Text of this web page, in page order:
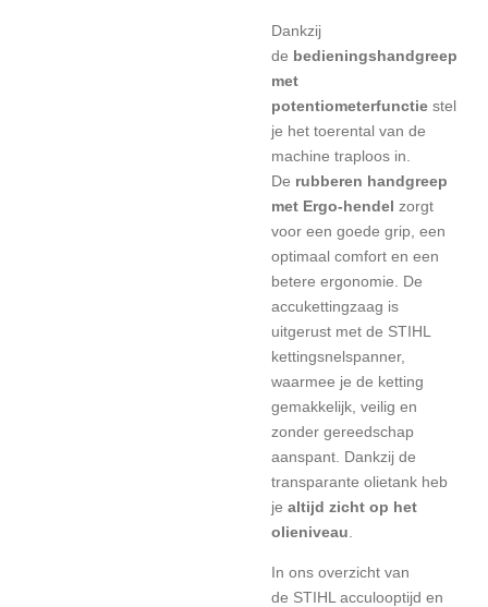
Dankzij
de bedieningshandgreep
met
potentiometerfunctie stel
je het toerental van de
machine traploos in.
De rubberen handgreep
met Ergo-hendel zorgt
voor een goede grip, een
optimaal comfort en een
betere ergonomie. De
accukettingzaag is
uitgerust met de STIHL
kettingsnelspanner,
waarmee je de ketting
gemakkelijk, veilig en
zonder gereedschap
aanspant. Dankzij de
transparante olietank heb
je altijd zicht op het
olieniveau
In ons overzicht van
de STIHL acculooptijd en